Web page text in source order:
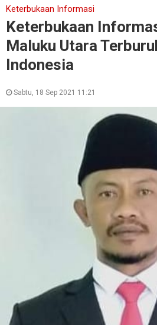
Keterbukaan Informasi
Keterbukaan
Maluku Utara
Indonesia
Sabtu, 18 Sep 2021 11:21